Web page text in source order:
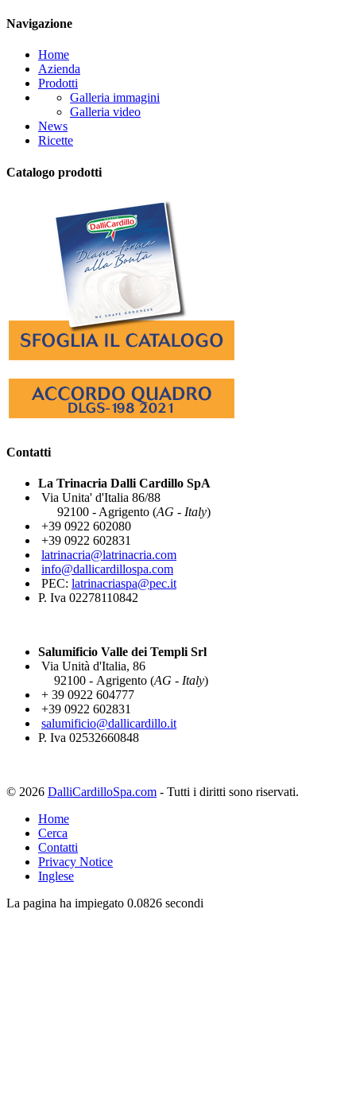
Navigazione
Home
Azienda
Prodotti
Galleria immagini
Galleria video
News
Ricette
Catalogo prodotti
Contatti
La Trinacria Dalli Cardillo SpA
Via Unita' d'Italia 86/88
92100 - Agrigento (AG - Italy)
+39 0922 602080
+39 0922 602831
latrinacria@latrinacria.com
info@dallicardillospa.com
PEC: latrinacriaspa@pec.it
P. Iva 02278110842
Salumificio Valle dei Templi Srl
Via Unità d'Italia, 86
92100 - Agrigento (AG - Italy)
+ 39 0922 604777
+39 0922 602831
salumificio@dallicardillo.it
P. Iva 02532660848
© 2026 DalliCardilloSpa.com - Tutti i diritti sono riservati.
Home
Cerca
Contatti
Privacy Notice
Inglese
La pagina ha impiegato 0.0826 secondi